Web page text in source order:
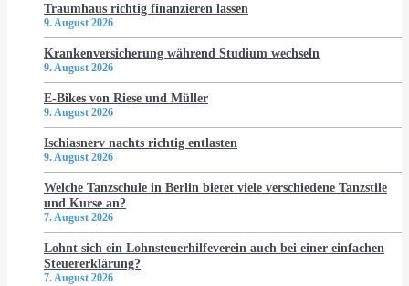
Traumhaus richtig finanzieren lassen
9. August 2026
Krankenversicherung während Studium wechseln
9. August 2026
E-Bikes von Riese und Müller
9. August 2026
Ischiasnerv nachts richtig entlasten
9. August 2026
Welche Tanzschule in Berlin bietet viele verschiedene Tanzstile
und Kurse an?
7. August 2026
Lohnt sich ein Lohnsteuerhilfeverein auch bei einer einfachen
Steuererklärung?
7. August 2026